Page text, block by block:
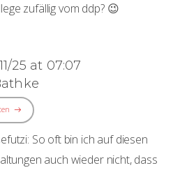
zufällig vom ddp? 😉
25 at 07:07
So oft bin ich auf diesen
auch wieder nicht, dass